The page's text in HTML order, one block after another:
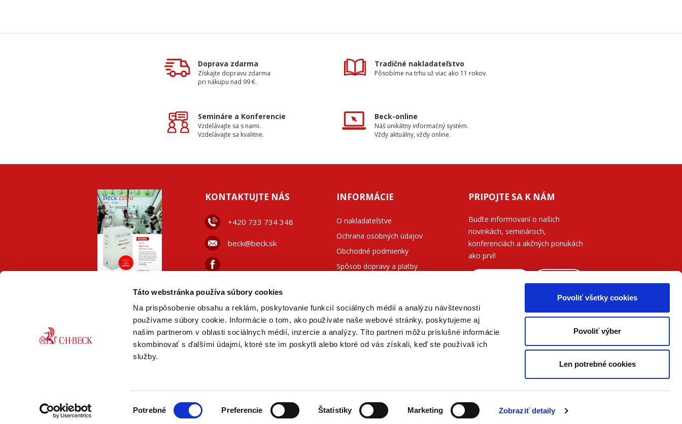
Táto webstránka používa súbory cookies
Na prispôsobenie obsahu a reklám, poskytovanie funkcií sociálnych médií a analýzu návštevnosti
používame súbory cookie. Informácie o tom, ako používate naše webové stránky, poskytujeme aj
našim partnerom v oblasti sociálnych médií, inzercie a analýzy. Títo partneri môžu príslušné informácie
skombinovať s ďalšími údajmi, ktoré ste im poskytli alebo ktoré od vás získali, keď ste používali ich
služby.
Potrebné Preferencie Štatistiky Marketing Zobraziť detaily
Povoliť všetky cookies
Povoliť výber
Len potrebné cookies
Doprava zdarma
Získajte dopravu zdarma
pri nákupu nad 99 €.
Tradičné nakladateľstvo
Pôsobíme na trhu už viac ako 11 rokov.
Semináre a Konferencie
Vzdelávajte sa s nami.
Vzdelávajte sa kvalitne.
Beck-online
Náš unikátny informačný systém.
Vždy aktuálny, vždy online.
PDF
VERZIA
KONTAKTUJTE NÁS
+420 733 734 348
beck@beck.sk
INFORMÁCIE
O nakladateľstve
Ochrana osobných údajov
Obchodné podmienky
Spôsob dopravy a platby
PRIPOJTE SA K NÁM
Buďte informovaní o našich
novinkách, seminároch,
konferenciách a akčných ponukách
ako prví!
Prečítajte si, ako naše nakladateľstvo
nakladá s vašimi
osobnými údajmi.